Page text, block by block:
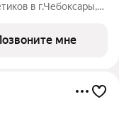
в г.Чебоксары,
каркасный с
мне